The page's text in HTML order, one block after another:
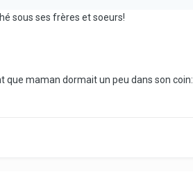
sous ses frères et soeurs!
que maman dormait un peu dans son coin: